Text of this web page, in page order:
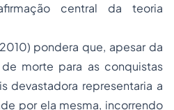
central da teoria
pondera que, apesar da
morte para as conquistas
devastadora representaria a
por ela mesma, incorrendo